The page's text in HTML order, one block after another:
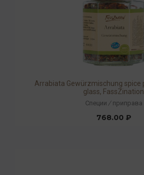
Arrabiata Gewürzmischung spice
glass, FassZination
Специи / приправа
768.00 ₽